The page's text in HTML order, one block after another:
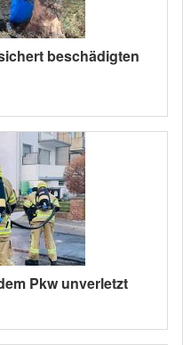
beschädigten
Pkw unverletzt